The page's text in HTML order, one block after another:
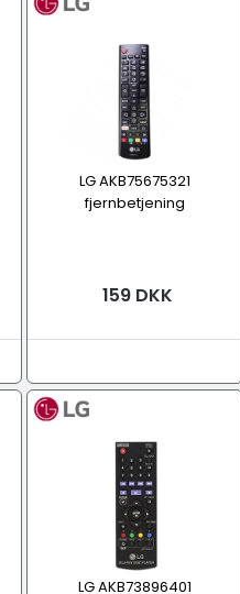
original
LG AKB75675321
fjernbetjening
159 DKK
LG AKB73896401